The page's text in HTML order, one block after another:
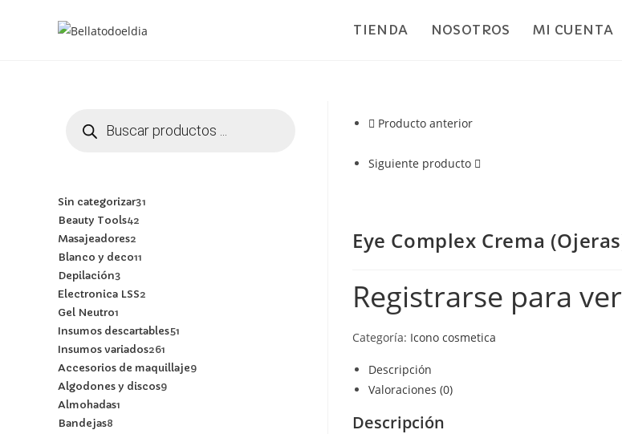
TIENDA NOSOTROS MI CUENTA
Producto anterior
Siguiente producto
Eye Complex Crema
Registrarse para ver
Categoría: Icono cosmetica
Descripción
Valoraciones (0)
Descripción
Sin categorizar31
Beauty Tools42
Masajeadores2
Blanco y deco11
Depilación3
Electronica LSS2
Gel Neutro1
Insumos descartables51
Insumos variados261
Accesorios de maquillaje9
Algodones y discos9
Almohadas1
Bandejas8